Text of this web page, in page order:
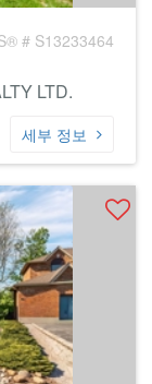
# S13233464
LTD.
세부 정보